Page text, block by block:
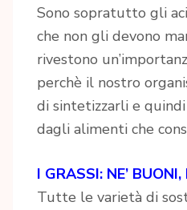
Sono sopratutto gli
che non gli devono
rivestono
perchè il nostro
di sintetizzarli e
dagli alimenti che
I GRASSI: NE’
Tutte le varietà di